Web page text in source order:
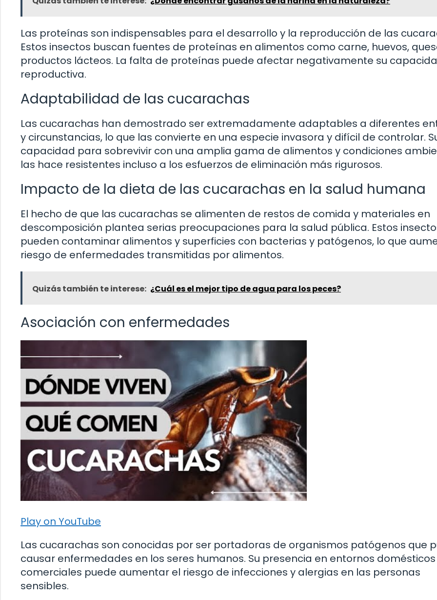
Las proteínas son indispensables para el desarrollo y la reproducción de las
Estos insectos buscan fuentes de proteínas en alimentos como carne, huevos,
productos lácteos. La falta de proteínas puede afectar negativamente su
reproductiva.
Adaptabilidad de las cucarachas
Las cucarachas han demostrado ser extremadamente adaptables a diferentes
y circunstancias, lo que las convierte en una especie invasora y difícil de controlar.
capacidad para sobrevivir con una amplia gama de alimentos y condiciones
las hace resistentes incluso a los esfuerzos de eliminación más rigurosos.
Impacto de la dieta de las cucarachas en la salud humana
El hecho de que las cucarachas se alimenten de restos de comida y materiales en
descomposición plantea serias preocupaciones para la salud pública. Estos
pueden contaminar alimentos y superficies con bacterias y patógenos, lo que
riesgo de enfermedades transmitidas por alimentos.
Quizás también te interese: ¿Cuál es el mejor tipo de agua para los peces?
Asociación con enfermedades
Play on YouTube
Las cucarachas son conocidas por ser portadoras de organismos patógenos que
causar enfermedades en los seres humanos. Su presencia en entornos domésticos
comerciales puede aumentar el riesgo de infecciones y alergias en las personas
sensibles.